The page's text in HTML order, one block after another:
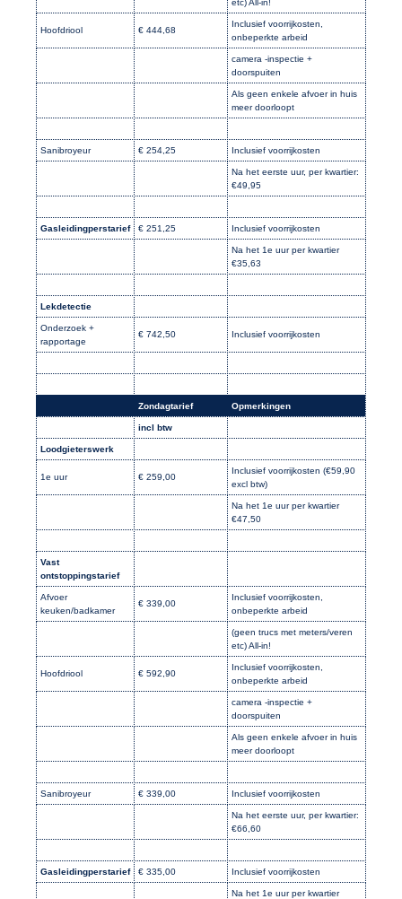
etc) All-in!
Hoofdriool € 444,68
Inclusief voorrijkosten,
onbeperkte arbeid
camera -inspectie +
doorspuiten
Als geen enkele afvoer in huis
meer doorloopt
Sanibroyeur € 254,25 Inclusief voorrijkosten
Na het eerste uur, per kwartier:
€49,95
Gasleidingperstarief € 251,25 Inclusief voorrijkosten
Na het 1e uur per kwartier
€35,63
Lekdetectie
Onderzoek +
rapportage
€ 742,50 Inclusief voorrijkosten
Zondagtarief Opmerkingen
incl btw
Loodgieterswerk
1e uur € 259,00
Inclusief voorrijkosten (€59,90
excl btw)
Na het 1e uur per kwartier
€47,50
Vast
ontstoppingstarief
Afvoer
keuken/badkamer
€ 339,00
Inclusief voorrijkosten,
onbeperkte arbeid
(geen trucs met meters/veren
etc) All-in!
Hoofdriool € 592,90
Inclusief voorrijkosten,
onbeperkte arbeid
camera -inspectie +
doorspuiten
Als geen enkele afvoer in huis
meer doorloopt
Sanibroyeur € 339,00 Inclusief voorrijkosten
Na het eerste uur, per kwartier:
€66,60
Gasleidingperstarief € 335,00 Inclusief voorrijkosten
Na het 1e uur per kwartier